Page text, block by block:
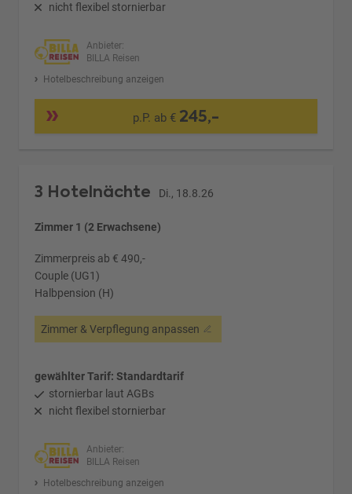
nicht flexibel stornierbar
Anbieter:
BILLA Reisen
Hotelbeschreibung anzeigen
p.P. ab € 245,-
3 Hotelnächte Di., 18.8.26
Zimmer 1 (2 Erwachsene)
Zimmerpreis ab € 490,-
Couple (UG1)
Halbpension (H)
Zimmer & Verpflegung anpassen
gewählter Tarif: Standardtarif
stornierbar laut AGBs
nicht flexibel stornierbar
Anbieter:
BILLA Reisen
Hotelbeschreibung anzeigen